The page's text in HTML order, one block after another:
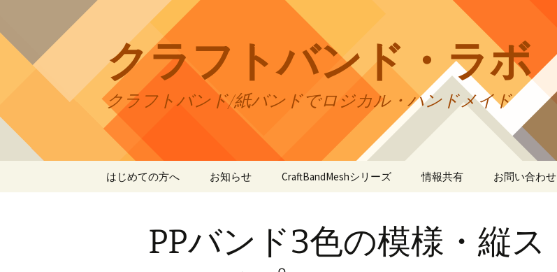
テ
キ
プ
クラフトバンド・ラボ
クラフトバンド/紙バンドでロジカル・ハンドメイド
はじめての方へ お知らせ CraftBandMeshシリーズ
CraftBandMesh出力例
CraftBandSquare45 CraftBandSquare45使用
例
情報共有
ユーザーズフォーラム
お問い合わせ
PPバンド3色の模様・縦ス